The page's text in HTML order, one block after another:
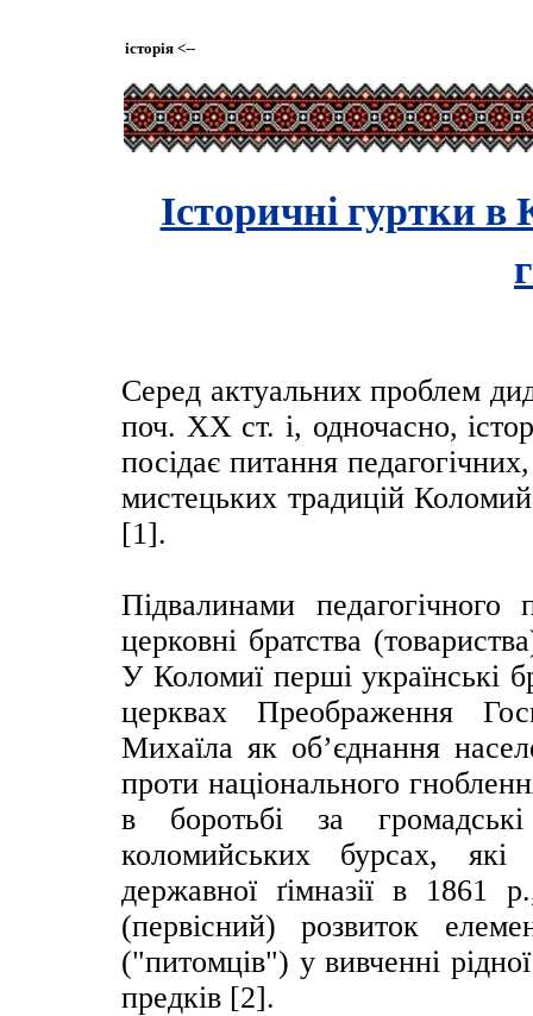
історія <--
Історичні гуртки в
Серед актуальних проблем
поч. ХХ ст. і, одночасно,
посідає питання
мистецьких традицій
[1].
Підвалинами
церковні братства
У Коломиї перші українські
церквах Преображення
Михаїла як об’єднання
проти національного
в боротьбі за
коломийських бурсах, які
державної ґімназії в 1861
(первісний) розвиток
("питомців") у вивченні
предків [2].